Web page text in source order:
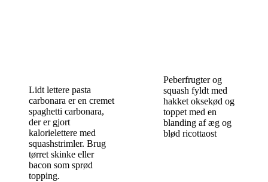
Lidt lettere pasta
carbonara er en cremet
spaghetti carbonara,
der er gjort
kalorielettere med
squashstrimler. Brug
tørret skinke eller
bacon som sprød
topping.
Peberfrugter og
squash fyldt med
hakket oksekød og
toppet med en
blanding af æg og
blød ricottaost